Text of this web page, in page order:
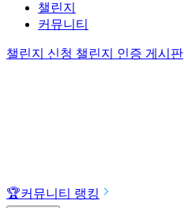
챌린지
커뮤니티
챌린지 신청 챌린지 인증 게시판
🏆커뮤니티 랭킹